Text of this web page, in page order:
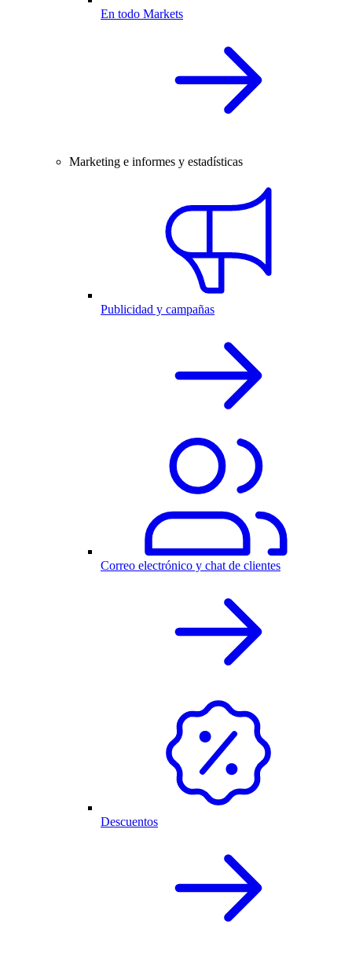
En todo Markets
Marketing e informes y estadísticas
Publicidad y campañas
Correo electrónico y chat de clientes
Descuentos